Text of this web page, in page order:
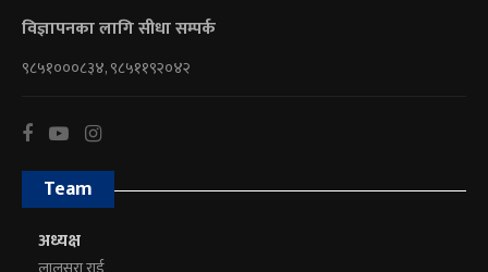
विज्ञापनका लागि सीधा सम्पर्क
९८५१०००८३४, ९८५११९२०४२
Team
अध्यक्ष